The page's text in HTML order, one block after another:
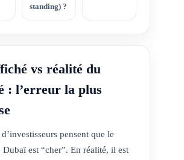
standing) ?
vs réalité du
: l’erreur la plus
pensent que le
Dubaï est “cher”. En réalité, il est